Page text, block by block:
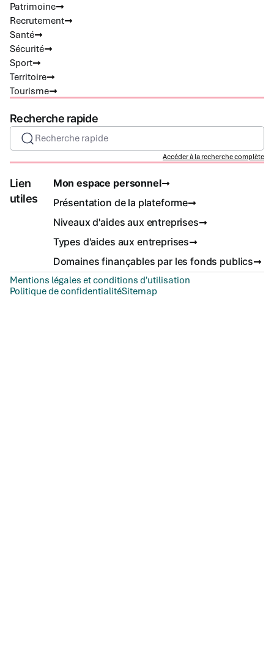
Patrimoine
Recrutement
Santé
Sécurité
Sport
Territoire
Tourisme
Recherche rapide
Recherche rapide
Accéder à la recherche complète
Lien
utiles
Mon espace personnel
Présentation de la plateforme
Niveaux d'aides aux entreprises
Types d'aides aux entreprises
Domaines finançables par les fonds publics
Mentions légales et conditions d'utilisation
Politique de confidentialitéSitemap